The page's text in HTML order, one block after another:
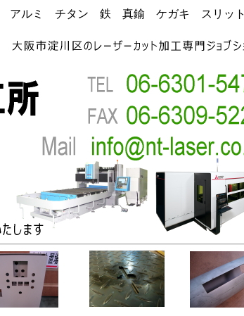
アルミ チタン 鉄 真鍮 ケガキ スリット